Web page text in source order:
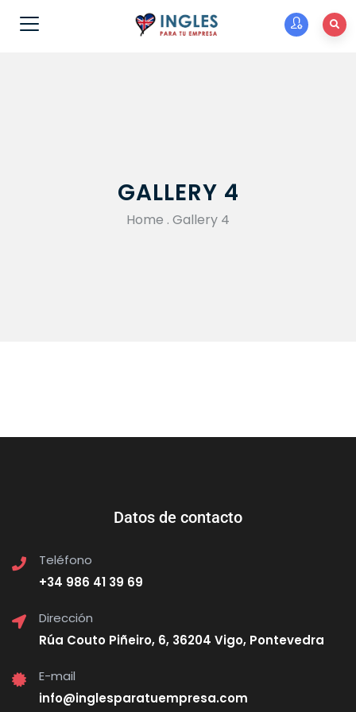
GALLERY 4
Home . Gallery 4
Datos de contacto
Teléfono
+34 986 41 39 69
Dirección
Rúa Couto Piñeiro, 6, 36204 Vigo, Pontevedra
E-mail
info@inglesparatuempresa.com